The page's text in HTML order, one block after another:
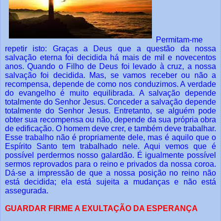
Permitam-me
repetir isto: Graças a Deus que a questão da nossa
salvação eterna foi decidida há mais de mil e novecentos
anos. Quando o Filho de Deus foi levado à cruz, a nossa
salvação foi decidida. Mas, se vamos receber ou não a
recompensa, depende de como nos conduzimos. A verdade
do evangelho é muito equilibrada. A salvação depende
totalmente do Senhor Jesus. Conceder a salvação depende
totalmente do Senhor Jesus. Entretanto, se alguém pode
obter sua recompensa ou não, depende da sua própria obra
de edificação. O homem deve crer, e também deve trabalhar.
Esse trabalho não é propriamente dele, mas é aquilo que o
Espírito Santo tem trabalhado nele. Aqui vemos que é
possível perdermos nosso galardão. É igualmente possível
sermos reprovados para o reino e privados da nossa coroa.
Dá-se a impressão de que a nossa posição no reino não
está decidida; ela está sujeita a mudanças e não está
assegurada.
GUARDAR FIRME A EXULTAÇÃO DA ESPERANÇA